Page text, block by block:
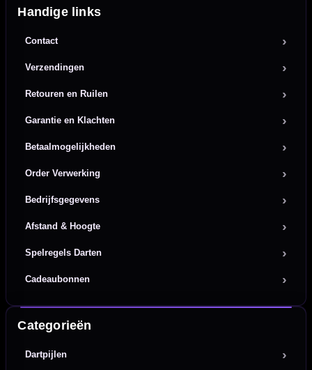
Handige links
Contact
Verzendingen
Retouren en Ruilen
Garantie en Klachten
Betaalmogelijkheden
Order Verwerking
Bedrijfsgegevens
Afstand & Hoogte
Spelregels Darten
Cadeaubonnen
Categorieën
Dartpijlen